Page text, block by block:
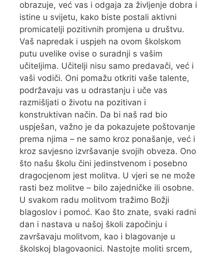
obrazuje, već vas i odgaja za življenje dobra i
istine u svijetu, kako biste postali aktivni
promicatelji pozitivnih promjena u društvu.
Vaš napredak i uspjeh na ovom školskom
putu uvelike ovise o suradnji s vašim
učiteljima. Učitelji nisu samo predavači, već i
vaši vodiči. Oni pomažu otkriti vaše talente,
podržavaju vas u odrastanju i uče vas
razmišljati o životu na pozitivan i
konstruktivan način. Da bi naš rad bio
uspješan, važno je da pokazujete poštovanje
prema njima – ne samo kroz ponašanje, već i
kroz savjesno izvršavanje svojih obveza. Ono
što našu školu čini jedinstvenom i posebno
dragocjenom jest molitva. U vjeri se ne može
rasti bez molitve – bilo zajedničke ili osobne.
U svakom radu molitvom tražimo Božji
blagoslov i pomoć. Kao što znate, svaki radni
dan i nastava u našoj školi započinju i
završavaju molitvom, kao i blagovanje u
školskoj blagovaonici. Nastojte moliti srcem,